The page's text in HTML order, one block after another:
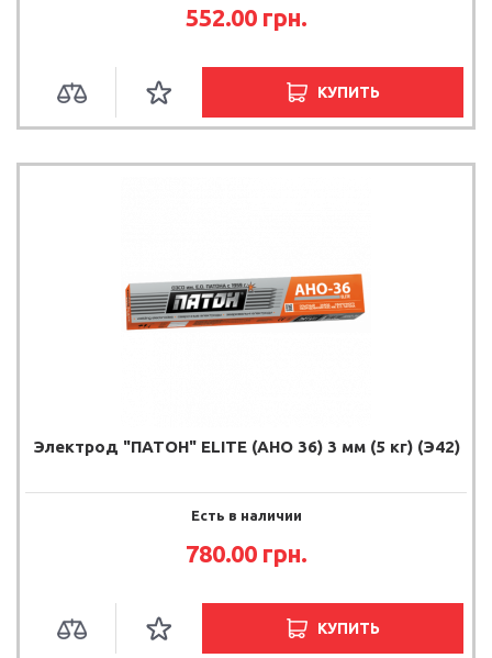
552.00 грн.
КУПИТЬ
Электрод "ПАТОН" ELITE (АНО 36) 3 мм (5 кг) (Э42)
Есть в наличии
780.00 грн.
КУПИТЬ